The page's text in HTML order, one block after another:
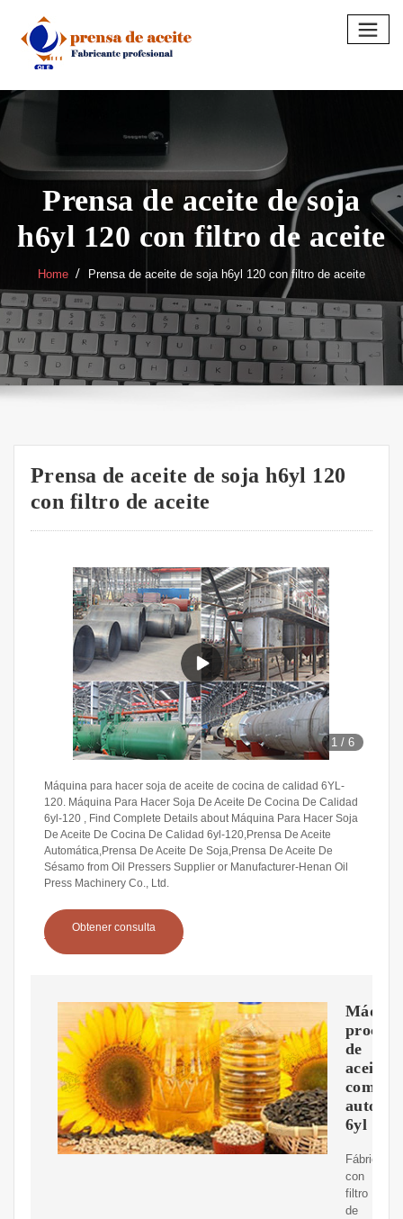
content
Prensa de aceite de soja
h6yl 120 con filtro de aceite
Home Prensa de aceite de soja h6yl 120 con filtro de aceite
Prensa de aceite de soja h6yl 120
con filtro de aceite
1 /6
Máquina para hacer soja de aceite de cocina de calidad 6YL-
120. Máquina Para Hacer Soja De Aceite De Cocina De Calidad
6yl-120 , Find Complete Details about Máquina Para Hacer Soja
De Aceite De Cocina De Calidad 6yl-120,Prensa De Aceite
Automática,Prensa De Aceite De Soja,Prensa De Aceite De
Sésamo from Oil Pressers Supplier or Manufacturer-Henan Oil
Press Machinery Co., Ltd.
Obtener consulta
de
aceite
6yl
Fábrica
con
filtro
de